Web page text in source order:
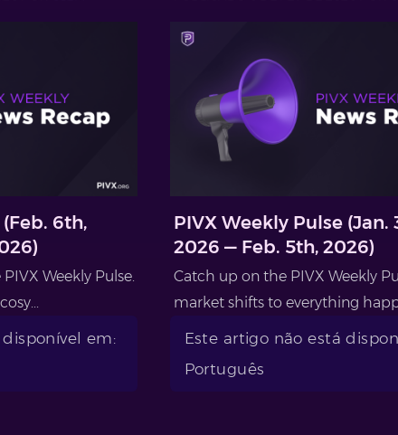
6th,
Weekly Pulse.
em:
PIVX Weekly Pulse (Jan.
2026 — Feb. 5th, 2026)
Catch up on the PIVX Weekly
market shifts to everything
Este artigo não está
Português